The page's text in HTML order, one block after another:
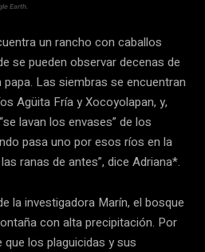
Earth.
un rancho con caballos
se pueden observar decenas de
Las siembras se encuentran
Agüita Fría y Xocoyolapan, y,
lavan los envases” de los
pasa uno por esos ríos en la
ranas de antes”, dice Adriana*.
la investigadora Marín, el bosque
con alta precipitación. Por
que los plaguicidas y sus